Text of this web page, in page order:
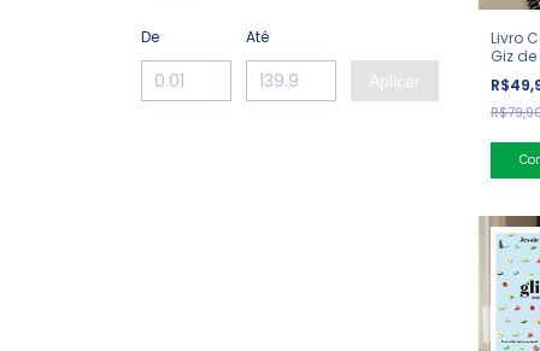
De Até
Aplicar
Livro
Giz
Físico